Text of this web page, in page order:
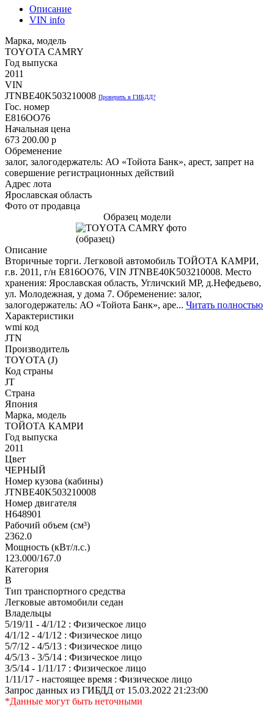
Описание
VIN info
Марка, модель
TOYOTA CAMRY
Год выпуска
2011
VIN
JTNBE40K503210008 Проверить в ГИБДД?
Гос. номер
Е816ОО76
Начальная цена
673 200.00 p
Обременение
залог, залогодержатель: АО «Тойота Банк», арест, запрет на
совершение регистрационных действий
Адрес лота
Ярославская область
Фото от продавца
Образец модели
Описание
Вторичные торги. Легковой автомобиль ТОЙОТА КАМРИ,
г.в. 2011, г/н Е816ОО76, VIN JTNBE40K503210008. Место
хранения: Ярославская область, Угличский МР, д.Нефедьево,
ул. Молодежная, у дома 7. Обременение: залог,
залогодержатель: АО «Тойота Банк», аре... Читать полностью
Характеристики
wmi код
JTN
Производитель
TOYOTA (J)
Код страны
JT
Страна
Япония
Марка, модель
ТОЙОТА КАМРИ
Год выпуска
2011
Цвет
ЧЕРНЫЙ
Номер кузова (кабины)
JTNBE40K503210008
Номер двигателя
H648901
Рабочий объем (см³)
2362.0
Мощность (кВт/л.с.)
123.000/167.0
Категория
В
Тип транспортного средства
Легковые автомобили седан
Владельцы
5/19/11 - 4/1/12 : Физическое лицо
4/1/12 - 4/1/12 : Физическое лицо
5/7/12 - 4/5/13 : Физическое лицо
4/5/13 - 3/5/14 : Физическое лицо
3/5/14 - 1/11/17 : Физическое лицо
1/11/17 - настоящее время : Физическое лицо
Запрос данных из ГИБДД от 15.03.2022 21:23:00
*Данные могут быть неточными